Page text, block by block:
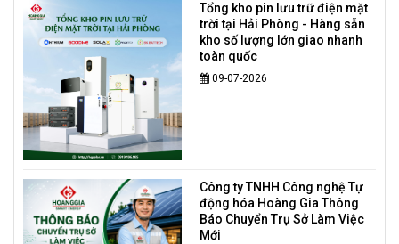
Tổng kho pin lưu trữ điện mặt
trời tại Hải Phòng - Hàng sẵn
kho số lượng lớn giao nhanh
toàn quốc
09-07-2026
Công ty TNHH Công nghệ Tự
động hóa Hoàng Gia Thông
Báo Chuyển Trụ Sở Làm Việc
Mới